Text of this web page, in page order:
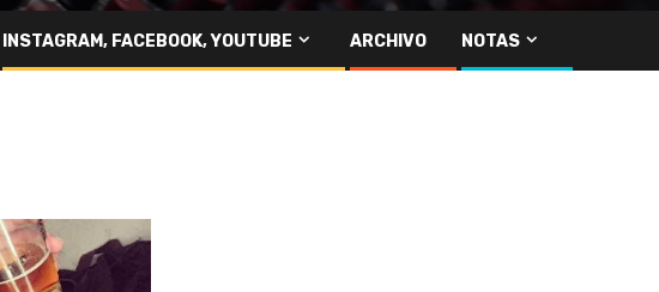
INSTAGRAM, FACEBOOK, YOUTUBE ARCHIVO NOTAS